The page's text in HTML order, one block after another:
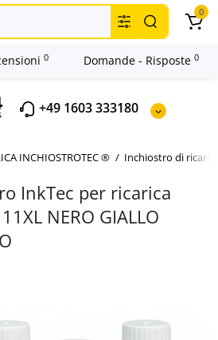
+49 1603 333180
0
INCHIOSTROTEC ® Inchiostro di
InkTec per ricarica
NERO GIALLO
0 Domande - Risposte 0